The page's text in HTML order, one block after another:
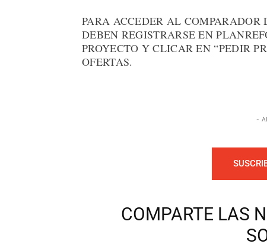
PARA ACCEDER AL COMPARADOR
DEBEN REGISTRARSE EN
PROYECTO Y CLICAR EN “PEDIR
OFERTAS.
-
COMPARTE LAS